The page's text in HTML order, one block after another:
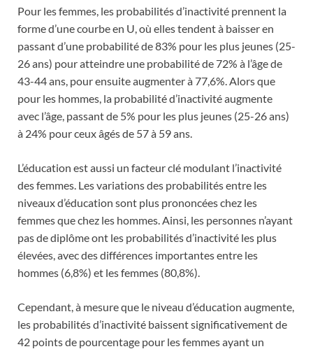
Pour les femmes, les probabilités d’inactivité prennent la
forme d’une courbe en U, où elles tendent à baisser en
passant d’une probabilité de 83% pour les plus jeunes (25-
26 ans) pour atteindre une probabilité de 72% à l’âge de
43-44 ans, pour ensuite augmenter à 77,6%. Alors que
pour les hommes, la probabilité d’inactivité augmente
avec l’âge, passant de 5% pour les plus jeunes (25-26 ans)
à 24% pour ceux âgés de 57 à 59 ans.
L’éducation est aussi un facteur clé modulant l’inactivité
des femmes. Les variations des probabilités entre les
niveaux d’éducation sont plus prononcées chez les
femmes que chez les hommes. Ainsi, les personnes n’ayant
pas de diplôme ont les probabilités d’inactivité les plus
élevées, avec des différences importantes entre les
hommes (6,8%) et les femmes (80,8%).
Cependant, à mesure que le niveau d’éducation augmente,
les probabilités d’inactivité baissent significativement de
42 points de pourcentage pour les femmes ayant un